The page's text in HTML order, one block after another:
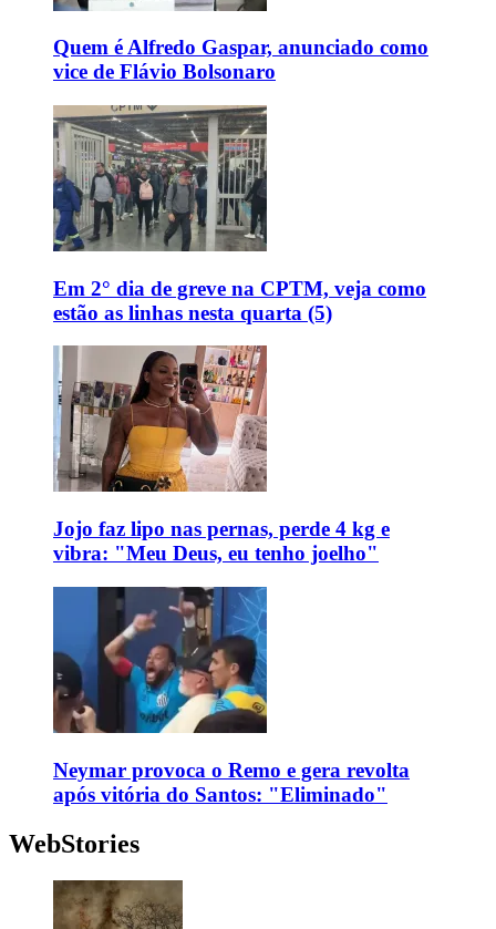
Quem é Alfredo Gaspar, anunciado como
vice de Flávio Bolsonaro
Em 2° dia de greve na CPTM, veja como
estão as linhas nesta quarta (5)
Jojo faz lipo nas pernas, perde 4 kg e
vibra: "Meu Deus, eu tenho joelho"
Neymar provoca o Remo e gera revolta
após vitória do Santos: "Eliminado"
WebStories